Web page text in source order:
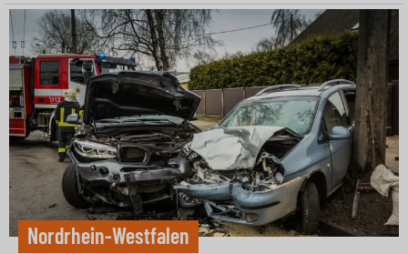
Nordrhein-Westfalen